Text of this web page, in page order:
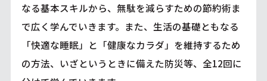
なる基本スキルから、無駄を減らすための節約術ま
で広く学んでいきます。また、生活の基礎ともなる
「快適な睡眠」と「健康なカラダ」を維持するため
の方法、いざというときに備えた防災等、全12回に